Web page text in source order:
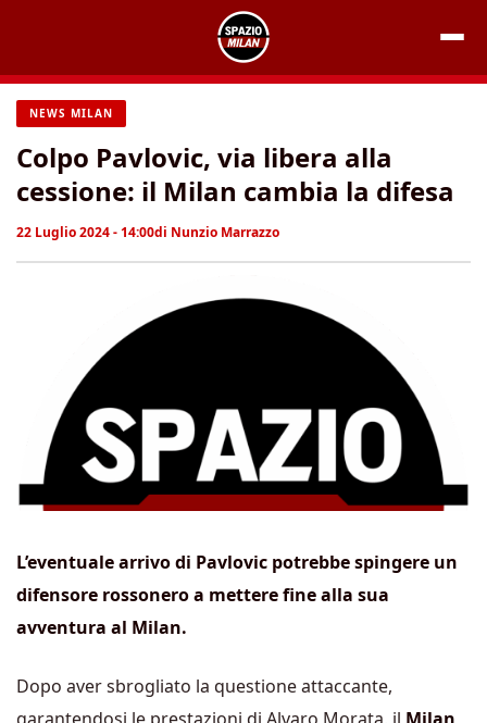
contenuto
NEWS MILAN
Colpo Pavlovic, via libera alla
cessione: il Milan cambia la difesa
22 Luglio 2024 - 14:00di Nunzio Marrazzo
L’eventuale arrivo di Pavlovic potrebbe spingere un
difensore rossonero a mettere fine alla sua
avventura al Milan.
Dopo aver sbrogliato la questione attaccante,